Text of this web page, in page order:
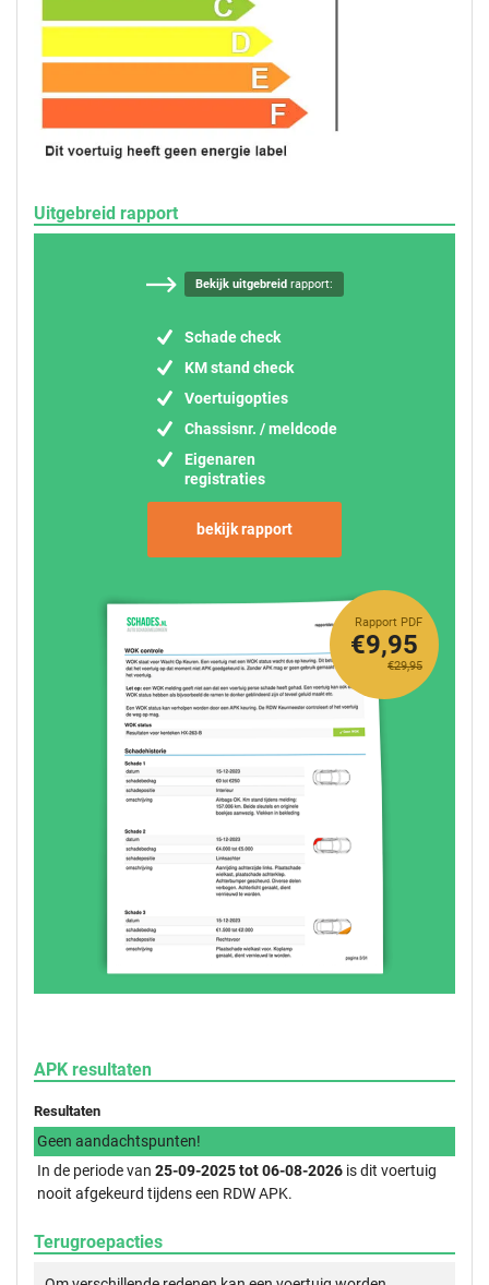
Uitgebreid rapport
Bekijk uitgebreidrapport:
Schade check
KM stand check
Voertuigopties
Chassisnr. / meldcode
Eigenaren
registraties
bekijk rapport
Rapport PDF
€29,95
€9,95
APK resultaten
Resultaten
Geen aandachtspunten!
In de periode van 25-09-2025 tot 06-08-2026 is dit voertuig
nooit afgekeurd tijdens een RDW APK.
Terugroepacties